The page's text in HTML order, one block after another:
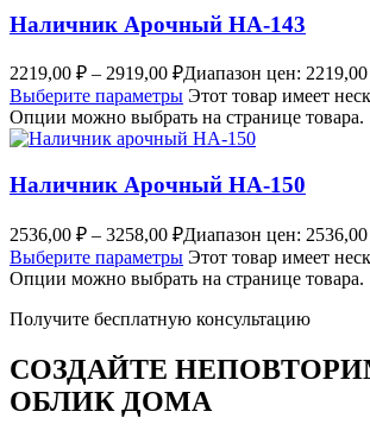
Наличник Арочный НА-143
2219,00 ₽ – 2919,00 ₽Диапазон цен:
Выберите параметры Этот товар имеет
Опции можно выбрать на странице товара.
Наличник Арочный НА-150
2536,00 ₽ – 3258,00 ₽Диапазон цен:
Выберите параметры Этот товар имеет
Опции можно выбрать на странице товара.
Получите бесплатную консультацию
СОЗДАЙТЕ
ОБЛИК ДОМА